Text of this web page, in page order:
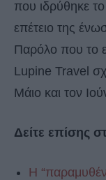
που ιδρύθηκε
επέτειο της
Παρόλο που το
Lupine Travel
Μάιο και τον
Δείτε επίσης
Η